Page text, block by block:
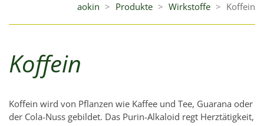
aokin > Produkte > Wirkstoffe > Koffein
Koffein
Koffein wird von Pflanzen wie Kaffee und Tee, Guarana oder
der Cola-Nuss gebildet. Das Purin-Alkaloid regt Herztätigkeit,